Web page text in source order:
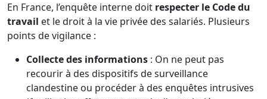
En France, l’enquête interne doit respecter le Code du
travail et le droit à la vie privée des salariés. Plusieurs
points de vigilance :
Collecte des informations : On ne peut pas
recourir à des dispositifs de surveillance
clandestine ou procéder à des enquêtes intrusives